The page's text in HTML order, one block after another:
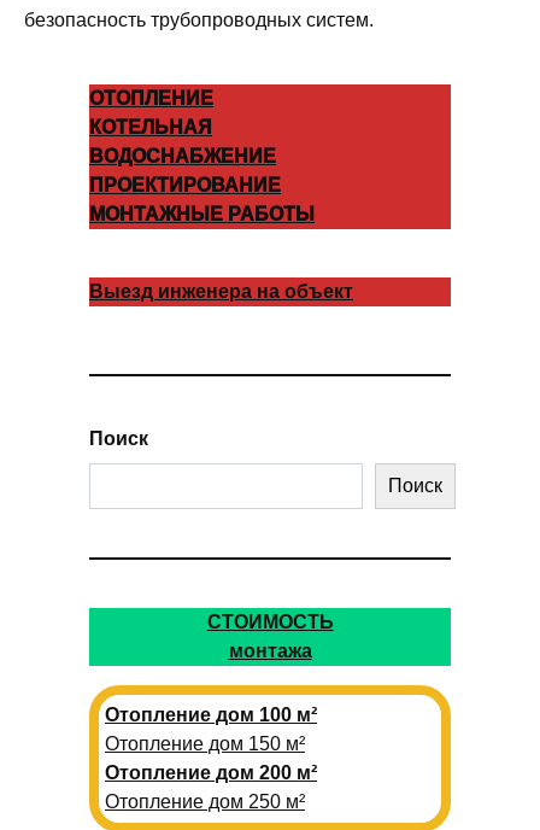
безопасность трубопроводных систем.
ОТОПЛЕНИЕ
КОТЕЛЬНАЯ
ВОДОСНАБЖЕНИЕ
ПРОЕКТИРОВАНИЕ
МОНТАЖНЫЕ РАБОТЫ
Выезд инженера на объект
Поиск
Поиск
СТОИМОСТЬ
монтажа
Отопление дом 100 м²
Отопление дом 150 м²
Отопление дом 200 м²
Отопление дом 250 м²